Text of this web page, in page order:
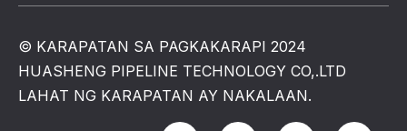
© KARAPATAN SA PAGKAKARAPI 2024
HUASHENG PIPELINE TECHNOLOGY CO,.LTD
LAHAT NG KARAPATAN AY NAKALAAN.